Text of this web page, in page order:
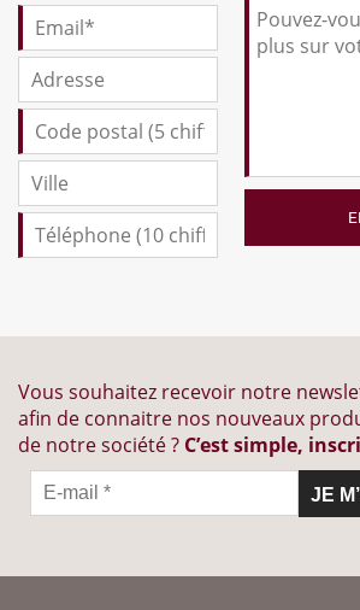
Vous souhaitez recevoir notre
afin de connaitre nos nouveaux
de notre société ? C’est simple,